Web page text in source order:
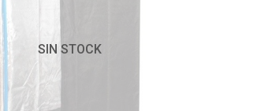
SIN STOCK